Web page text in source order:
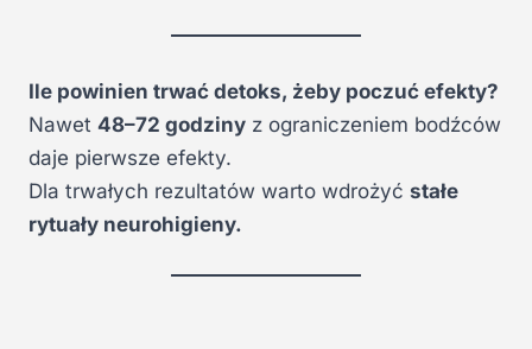
Ile powinien trwać detoks, żeby poczuć efekty?
Nawet 48–72 godziny z ograniczeniem bodźców
daje pierwsze efekty.
Dla trwałych rezultatów warto wdrożyć stałe
rytuały neurohigieny.